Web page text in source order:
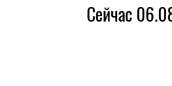
Сейчас